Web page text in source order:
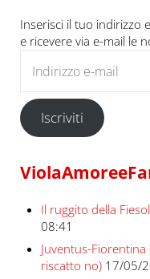
Inserisci il tuo indirizzo
e ricevere via e-mail le
Iscriviti
Il ruggito della
08:41
Juventus-Fiorentina
riscatto no) 17/05/